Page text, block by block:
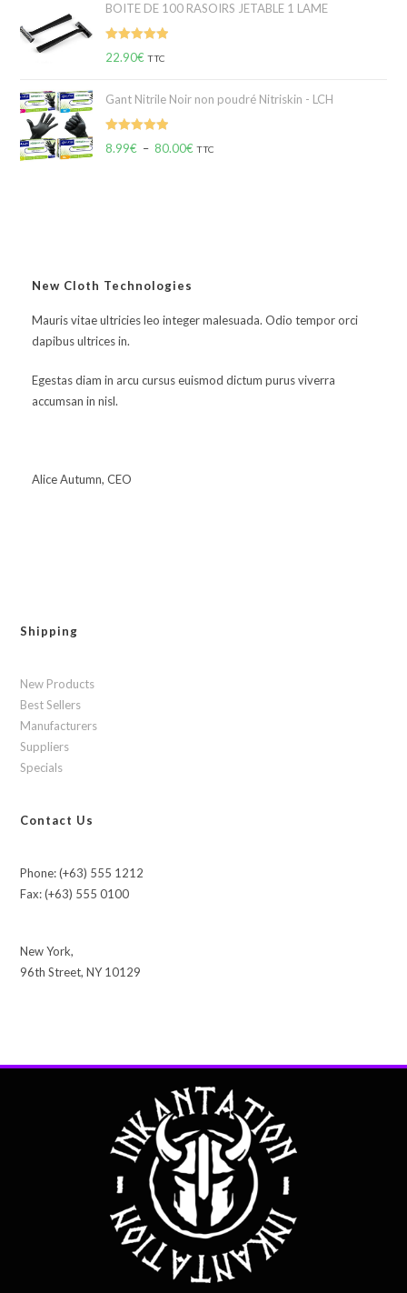
BOITE DE 100 RASOIRS JETABLE 1 LAME
Note5.00
22.90€ TTC
Gant Nitrile Noir non poudré Nitriskin - LCH
Note5.00
8.99€ – 80.00€ TTC
New Cloth Technologies
Mauris vitae ultricies leo integer malesuada. Odio tempor orci
dapibus ultrices in.
Egestas diam in arcu cursus euismod dictum purus viverra
accumsan in nisl.
Alice Autumn, CEO
Shipping
New Products
Best Sellers
Manufacturers
Suppliers
Specials
Contact Us
Phone: (+63) 555 1212
Fax: (+63) 555 0100
New York,
96th Street, NY 10129